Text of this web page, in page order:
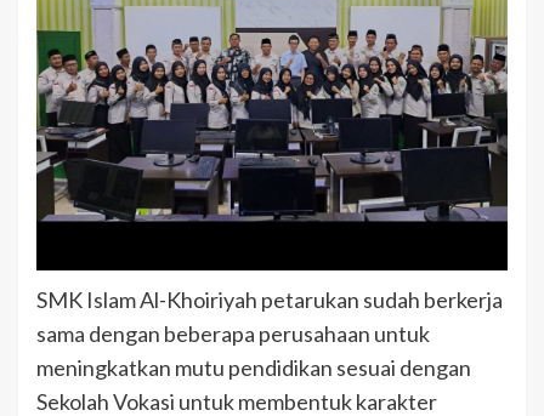
SMK Islam Al-Khoiriyah petarukan sudah berkerja
sama dengan beberapa perusahaan untuk
meningkatkan mutu pendidikan sesuai dengan
Sekolah Vokasi untuk membentuk karakter